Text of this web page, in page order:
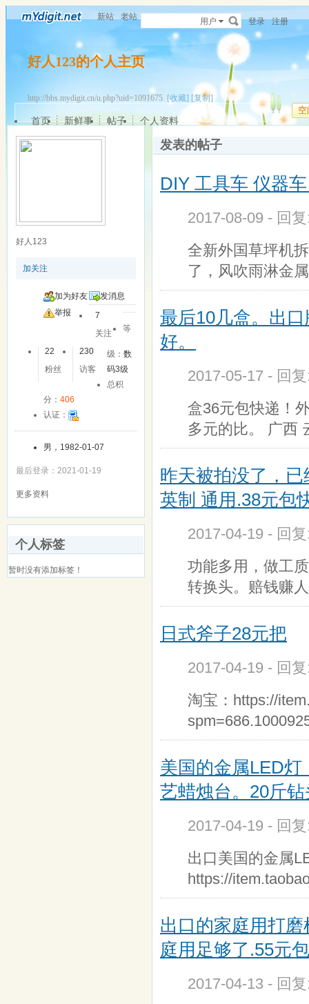
新站 老站 用户 登录 注册
好人123的个人主页
http://bbs.mydigit.cn/u.php?uid=1091675 [收藏] [复制]
空
首页 新鲜事 帖子 个人资料
好人123
加关注
加为好友
发消息
举报
7
关注
22
粉丝
230
访客
等
级：数
码3级
总积
分： 406
认证：
男，1982-01-07
最后登录：2021-01-19
更多资料
个人标签
暂时没有添加标签！
发表的帖子
DIY 工具车 仪器
2017-08-09 - 回
全新外国草坪机
了，风吹雨淋金
最后10几盒。出
好。
2017-05-17 - 回
盒36元包快递！
多元的比。 广西
昨天被拍没了，
英制 通用.38元包
2017-04-19 - 回
功能多用，做工
转换头。赔钱赚
日式斧子28元把
2017-04-19 - 回
淘宝：https://
美国的金属LED
艺蜡烛台。20斤
2017-04-19 - 回
出口美国的金属
https://
出口的家庭用打
庭用足够了.55元
2017-04-13 - 回